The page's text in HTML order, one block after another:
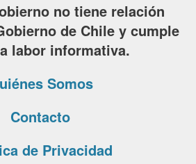
no tiene relación
de Chile y cumple
labor informativa.
Somos
Contacto
de Privacidad